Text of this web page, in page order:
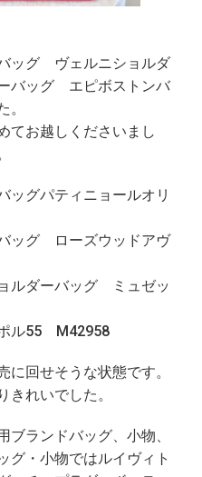
ッグ ヴェルニショルダ
バッグ エピボストンバ
。
てお越しくださいまし
グパティニョールオリ
ッグ ローズウッドアヴ
ダーバッグ ミュゼッ
ル55 M42958
に回せそうな状態です。
きれいでした。
ブランドバッグ、小物、
グ・小物ではルイヴィト